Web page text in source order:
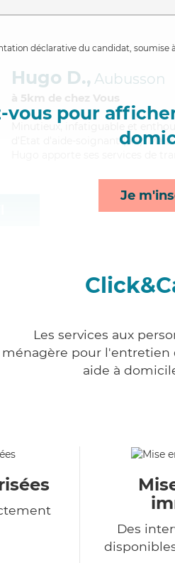
déclarative du candidat, soumise
vous pour
Je
Hugo D., Aubusson
à 5km de chez Vous
Minutieux, infatiguable et
d'Etat d'aide-soignant (AS).
Les services aux
pour
aide à
Des